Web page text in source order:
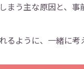
まう主な原因と、
ように、一緒に考